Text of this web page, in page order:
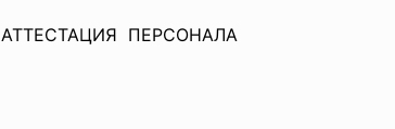
АТТЕСТАЦИЯ ПЕРСОНАЛА